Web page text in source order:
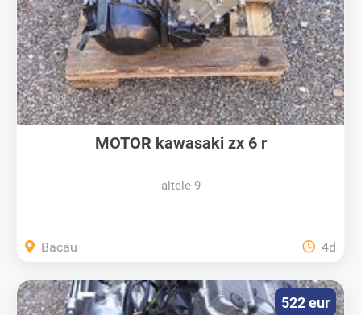
MOTOR kawasaki zx 6 r
altele 9
Bacau 4d
522 eur